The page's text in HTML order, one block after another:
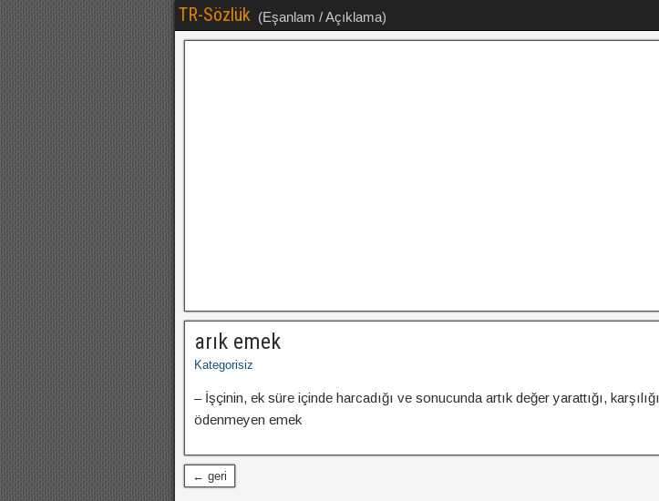
TR-Sözlük (Eşanlam / Açıklama)
arık emek
Kategorisiz
– İşçinin, ek süre içinde harcadığı ve sonucunda artık değer yarattığı, karşılığı
ödenmeyen emek
← geri